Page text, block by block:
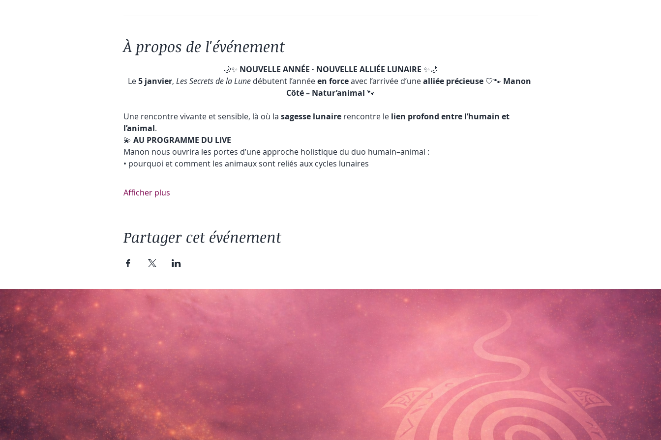
À propos de l'événement
🌙✨ NOUVELLE ANNÉE · NOUVELLE ALLIÉE LUNAIRE ✨🌙
Le 5 janvier, Les Secrets de la Lune débutent l’année en force avec l’arrivée d’une alliée précieuse 🤍🐾 Manon
Côté – Natur’animal 🐾
Une rencontre vivante et sensible, là où la sagesse lunaire rencontre le lien profond entre l’humain et
l’animal.
💫 AU PROGRAMME DU LIVE
Manon nous ouvrira les portes d’une approche holistique du duo humain–animal :
• pourquoi et comment les animaux sont reliés aux cycles lunaires
Afficher plus
Partager cet événement